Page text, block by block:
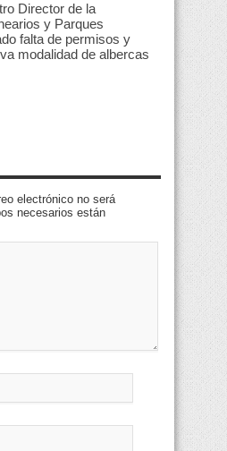
Director de la
y Parques
falta de permisos y
modalidad de albercas
electrónico no será
necesarios están